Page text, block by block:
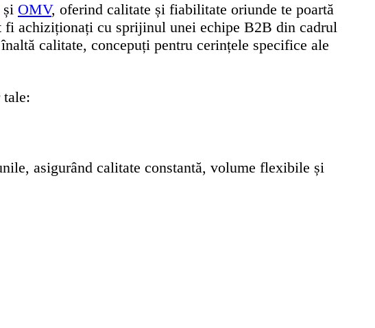
și OMV, oferind calitate și fiabilitate oriunde te poartă
achiziționați cu sprijinul unei echipe B2B din cadrul
calitate, concepuți pentru cerințele specifice ale
tale:
asigurând calitate constantă, volume flexibile și